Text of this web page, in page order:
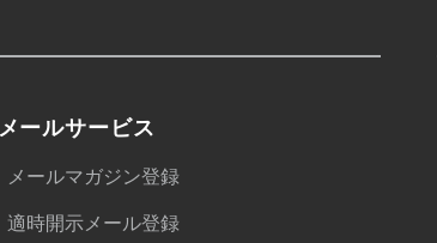
メールサービス
メールマガジン登録
適時開示メール登録